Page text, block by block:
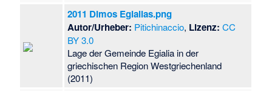
2011 Dimos Egialias.png
Autor/Urheber: Pitichinaccio, Lizenz: CC
BY 3.0
Lage der Gemeinde Egialia in der
griechischen Region Westgriechenland
(2011)